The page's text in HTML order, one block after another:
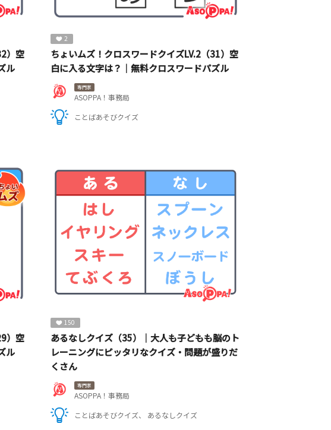
）空
ル
2
ちょいムズ！クロスワードクイズLV.2（31）空
白に入る文字は？｜無料クロスワードパズル
専門家
ASOPPA！事務局
ことばあそびクイズ
）空
ル
150
あるなしクイズ（35）｜大人も子どもも脳のト
レーニングにピッタリなクイズ・問題が盛りだ
くさん
専門家
ASOPPA！事務局
ことばあそびクイズ
あるなしクイズ